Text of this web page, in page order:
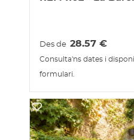
Des de 28.57€
Consulta'ns dates i
formulari.